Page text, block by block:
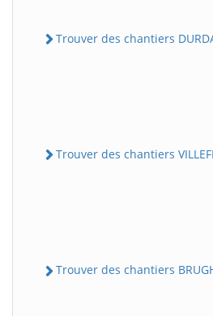
Trouver des chantiers
Trouver des chantiers
Trouver des chantiers